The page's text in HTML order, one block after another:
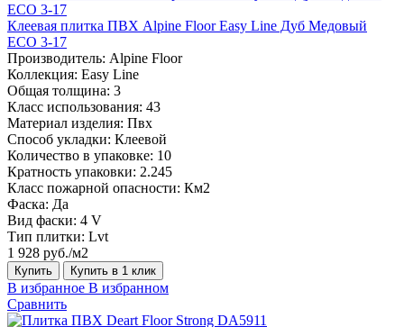
Клеевая плитка ПВХ Alpine Floor Easy Line Дуб Медовый
ЕСО 3-17
Производитель: Alpine Floor
Коллекция: Easy Line
Общая толщина: 3
Класс использования: 43
Материал изделия: Пвх
Способ укладки: Клеевой
Количество в упаковке: 10
Кратность упаковки: 2.245
Класс пожарной опасности: Км2
Фаска: Да
Вид фаски: 4 V
Тип плитки: Lvt
1 928 руб./м2
Купить Купить в 1 клик
В избранное В избранном
Сравнить